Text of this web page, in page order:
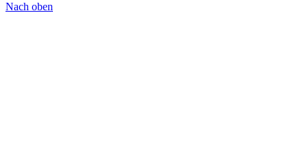
Nach oben